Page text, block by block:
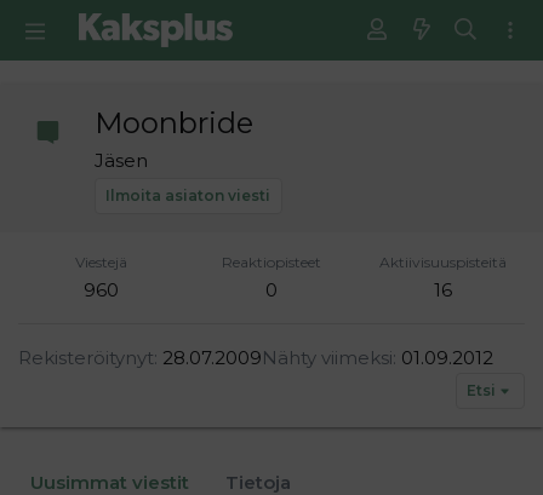
Ilmoita asiaton viesti
Moonbride
Jäsen
Viestejä
960
Reaktiopisteet
0
Aktiivisuuspisteitä
16
Rekisteröitynyt 28.07.2009Nähty viimeksi 01.09.2012
Etsi
Uusimmat viestit Tietoja